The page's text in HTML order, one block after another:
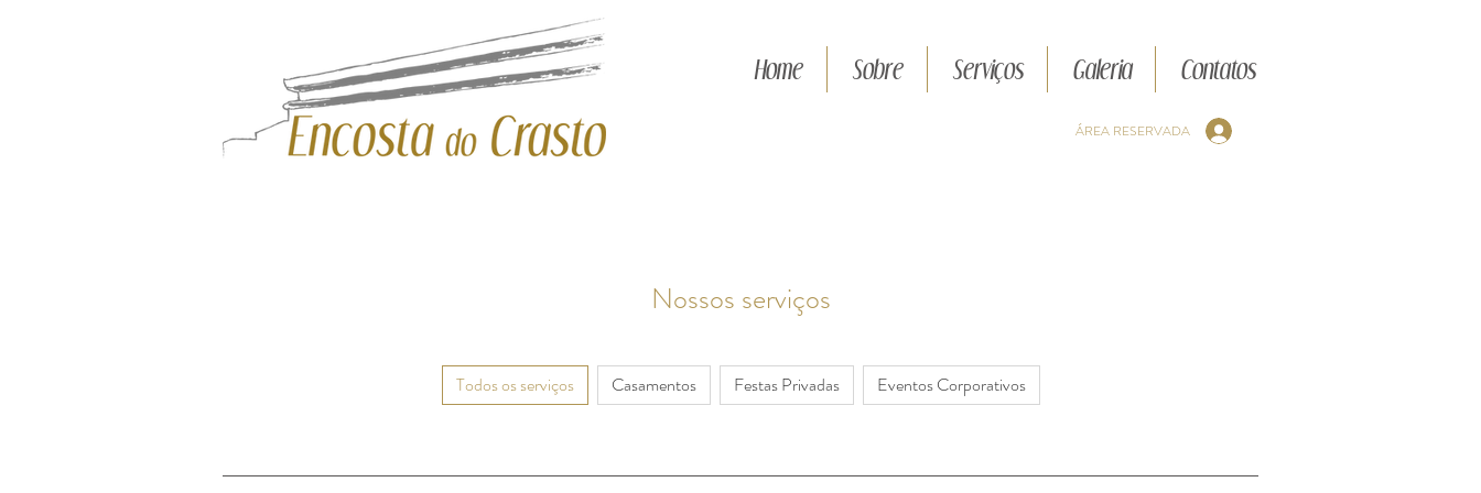
Home Sobre Serviços Galeria Contatos
ÁREA RESERVADA
Nossos serviços
Todos os serviços Casamentos Festas Privadas Eventos Corporativos